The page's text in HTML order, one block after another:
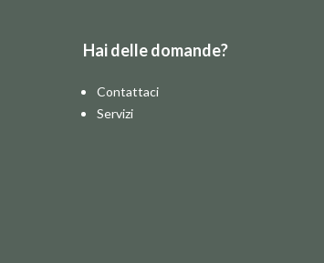
Hai delle domande?
Contattaci
Servizi